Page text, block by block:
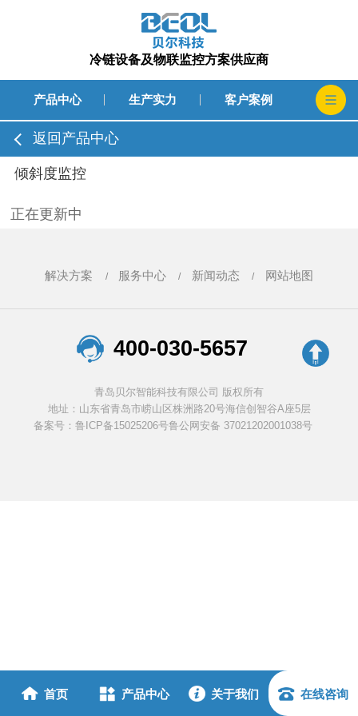
冷链设备及物联监控方案供应商
产品中心 生产实力 客户案例
返回产品中心
倾斜度监控
正在更新中
解决方案 服务中心 新闻动态 网站地图
400-030-5657
青岛贝尔智能科技有限公司 版权所有
地址：山东省青岛市崂山区株洲路20号海信创智谷A座5层
备案号：鲁ICP备15025206号鲁公网安备 37021202001038号
首页 产品中心 关于我们 在线咨询